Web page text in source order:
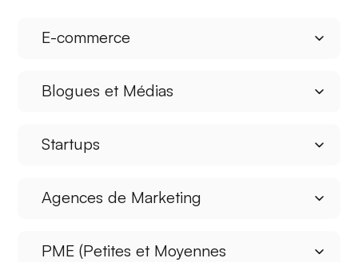
E-commerce
Blogues et Médias
Startups
Agences de Marketing
PME (Petites et Moyennes